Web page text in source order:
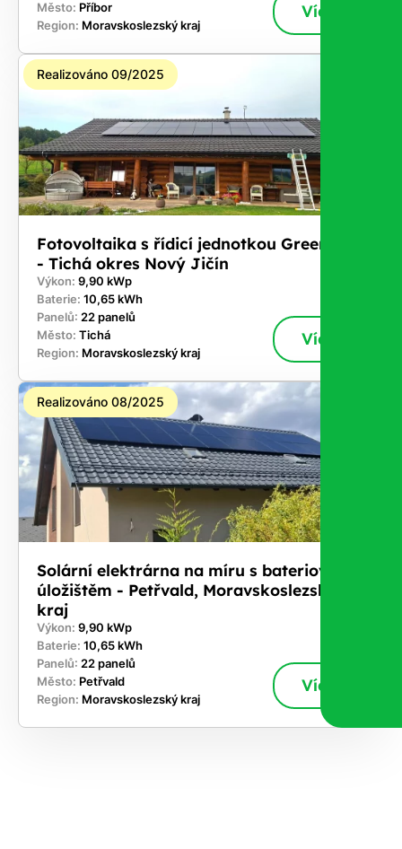
Město: Příbor
Region: Moravskoslezský kraj
Více
Realizováno 09/2025
Fotovoltaika s řídicí jednotkou GreenBox
- Tichá okres Nový Jičín
Výkon: 9,90 kWp
Baterie: 10,65 kWh
Panelů: 22 panelů
Město: Tichá
Region: Moravskoslezský kraj
Více
Realizováno 08/2025
Solární elektrárna na míru s bateriovým
úložištěm - Petřvald, Moravskoslezský
kraj
Výkon: 9,90 kWp
Baterie: 10,65 kWh
Panelů: 22 panelů
Město: Petřvald
Region: Moravskoslezský kraj
Více